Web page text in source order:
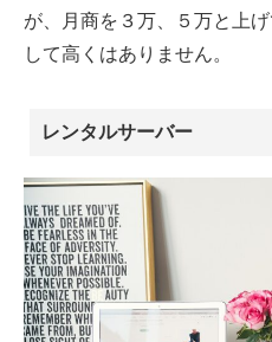
が、月商を３万、５万と上
して高くはありません。
レンタルサーバー